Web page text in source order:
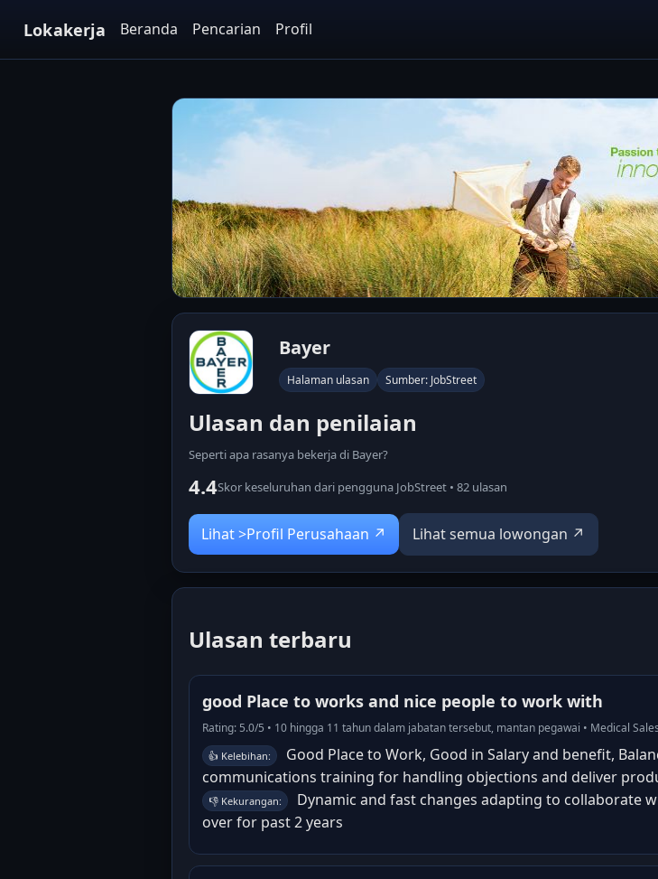
Lokakerja Beranda Pencarian Profil
Bayer
Halaman ulasan Sumber: JobStreet
Ulasan dan penilaian
Seperti apa rasanya bekerja di Bayer?
4.4Skor keseluruhan dari pengguna JobStreet • 82 ulasan
Lihat >Profil Perusahaan ↗ Lihat semua lowongan ↗
Ulasan terbaru
good Place to works and nice people to work with
Rating: 5.0/5 • 10 hingga 11 tahun dalam jabatan tersebut, mantan pegawai • Medical
👍 Kelebihan:
Good Place to Work, Good in Salary and benefit,
communications training for handling objections and deliver
👎 Kekurangan:
Dynamic and fast changes adapting to collaborate
over for past 2 years